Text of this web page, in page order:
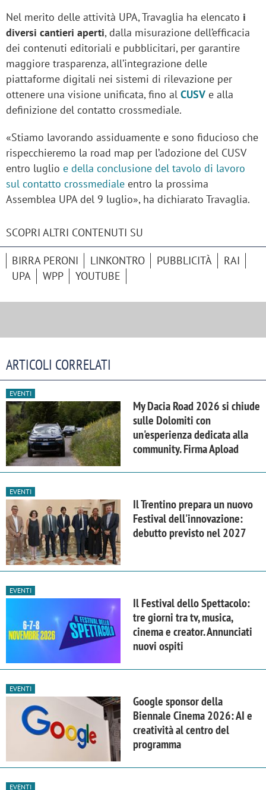
Nel merito delle attività UPA, Travaglia ha elencato i
diversi cantieri aperti, dalla misurazione dell’efficacia
dei contenuti editoriali e pubblicitari, per garantire
maggiore trasparenza, all’integrazione delle
piattaforme digitali nei sistemi di rilevazione per
ottenere una visione unificata, fino al CUSV e alla
definizione del contatto crossmediale.
«Stiamo lavorando assiduamente e sono fiducioso che
rispecchieremo la road map per l’adozione del CUSV
entro luglio e della conclusione del tavolo di lavoro
sul contatto crossmediale entro la prossima
Assemblea UPA del 9 luglio», ha dichiarato Travaglia.
SCOPRI ALTRI CONTENUTI SU
BIRRA PERONI LINKONTRO PUBBLICITÀ
RAI
UPA
WPP YOUTUBE
ARTICOLI CORRELATI
EVENTI
My Dacia Road 2026 si chiude
sulle Dolomiti con
un'esperienza dedicata alla
community. Firma Apload
EVENTI
Il Trentino prepara un nuovo
Festival dell'innovazione:
debutto previsto nel 2027
EVENTI
Il Festival dello Spettacolo:
tre giorni tra tv, musica,
cinema e creator. Annunciati
nuovi ospiti
EVENTI
Google sponsor della
Biennale Cinema 2026: AI e
creatività al centro del
programma
EVENTI